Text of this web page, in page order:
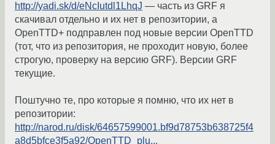
http://yadi.sk/d/eNcIutdl1LhqJ — часть из GRF я
скачивал отдельно и их нет в репозитории, а
OpenTTD+ подправлен под новые версии OpenTTD
(тот, что из репозитория, не проходит новую, более
строгую, проверку на версию GRF). Версии GRF
текущие.
Поштучно те, про которые я помню, что их нет в
репозитории:
http://narod.ru/disk/64657599001.bf9d78753b638725f4
a8d5bfce3f5a92/OpenTTD_plu...